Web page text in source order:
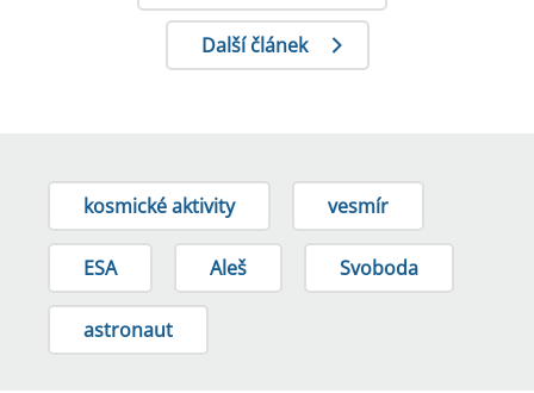
Další článek
kosmické aktivity vesmír
ESA Aleš Svoboda
astronaut